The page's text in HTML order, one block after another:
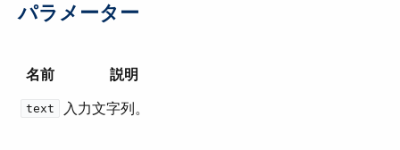
パラメーター
名前 説明
text 入力文字列。